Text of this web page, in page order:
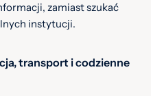
zamiast szukać
instytucji.
transport i codzienne